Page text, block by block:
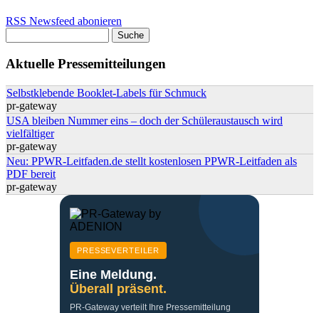
RSS Newsfeed abonieren
Aktuelle Pressemitteilungen
Selbstklebende Booklet-Labels für Schmuck
pr-gateway
USA bleiben Nummer eins – doch der Schüleraustausch wird
vielfältiger
pr-gateway
Neu: PPWR-Leitfaden.de stellt kostenlosen PPWR-Leitfaden als
PDF bereit
pr-gateway
PRESSEVERTEILER
Eine Meldung.
Überall präsent.
PR-Gateway verteilt Ihre Pressemitteilung